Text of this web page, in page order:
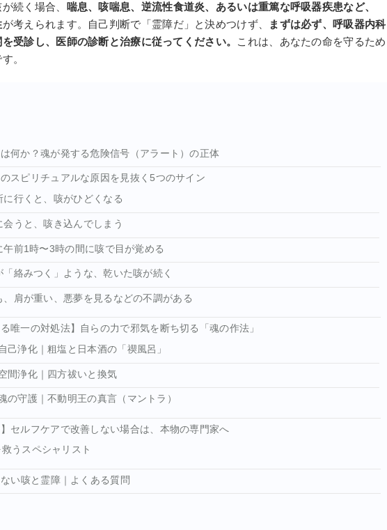
続く場合、 喘息、咳喘息、逆流性食道炎、あるいは重篤な呼吸器疾患など、
が考えられます。自己判断で「霊障だ」と決めつけず、
まずは必ず、呼吸器内科
受診し、医師の診断と治療に従ってください。 これは、あなたの命を守るため
。
は何か？魂が発する危険信号（アラート）の正体
スピリチュアルな原因を見抜く5つのサイン
に行くと、咳がひどくなる
会うと、咳き込んでしまう
午前1時〜3時の間に咳で目が覚める
絡みつく」ような、乾いた咳が続く
、肩が重い、悪夢を見るなどの不調がある
る唯一の対処法】自らの力で邪気を断ち切る「魂の作法」
己浄化｜粗塩と日本酒の「禊風呂」
間浄化｜四方祓いと換気
の守護｜不動明王の真言（マントラ）
】セルフケアで改善しない場合は、本物の専門家へ
うスペシャリスト
ない咳と霊障｜よくある質問